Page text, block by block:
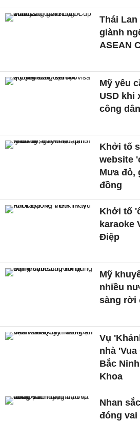
Thái Lan
giành
ASEAN
Mỹ yêu
USD khi
công
Khởi tố
website
Mưa đỏ,
đồng
Khởi tố
karaoke
Điệp
Mỹ
nhiều
sàng rời
Vụ
nhà
Bắc
Khoa
Nhan
đóng vai